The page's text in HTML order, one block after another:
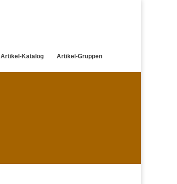
Artikel-Katalog Artikel-Gruppen